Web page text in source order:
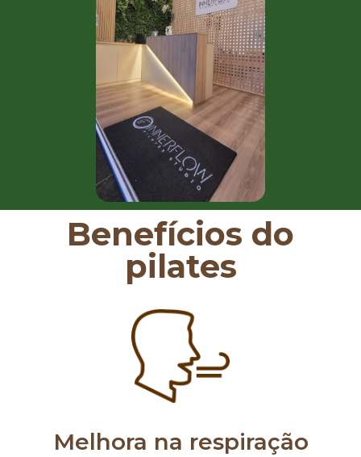
Benefícios do
pilates
Melhora na respiração